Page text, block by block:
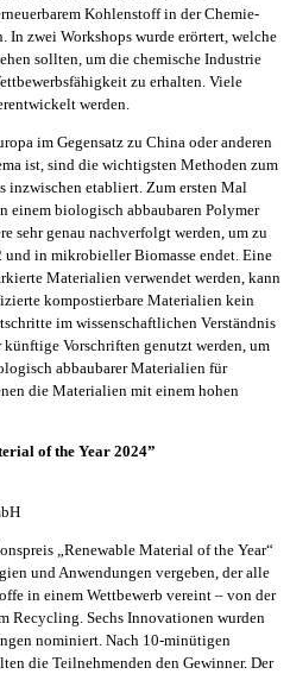
Kohlenstoff in der Chemie-
In zwei Workshops wurde erörtert, welche
sollten, um die chemische Industrie
zu erhalten. Viele
werden.
im Gegensatz zu China oder anderen
ist, sind die wichtigsten Methoden zum
inzwischen etabliert. Zum ersten Mal
einem biologisch abbaubaren Polymer
sehr genau nachverfolgt werden, um zu
und in mikrobieller Biomasse endet. Eine
Materialien verwendet werden, kann
kompostierbare Materialien kein
im wissenschaftlichen Verständnis
Vorschriften genutzt werden, um
abbaubarer Materialien für
die Materialien mit einem hohen
of the Year 2024”
„Renewable Material of the Year“
und Anwendungen vergeben, der alle
in einem Wettbewerb vereint – von der
Recycling. Sechs Innovationen wurden
nominiert. Nach 10-minütigen
die Teilnehmenden den Gewinner. Der